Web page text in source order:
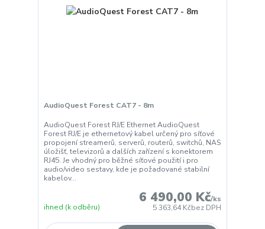
AudioQuest Forest CAT7 - 8m
AudioQuest Forest RJ/E Ethernet AudioQuest
Forest RJ/E je ethernetový kabel určený pro síťové
propojení streamerů, serverů, routerů, switchů, NAS
úložišť, televizorů a dalších zařízení s konektorem
RJ45. Je vhodný pro běžné síťové použití i pro
audio/video sestavy, kde je požadované stabilní
kabelov...
6 490,00 Kč/ks
5 363,64 Kčbez DPH
ihned (k odběru)